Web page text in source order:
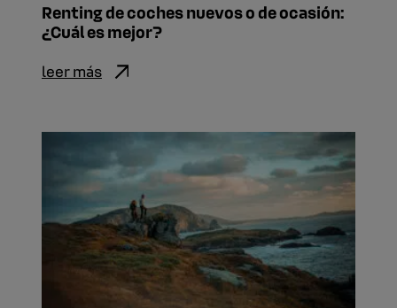
Renting de coches nuevos o de ocasión:
¿Cuál es mejor?
leer más